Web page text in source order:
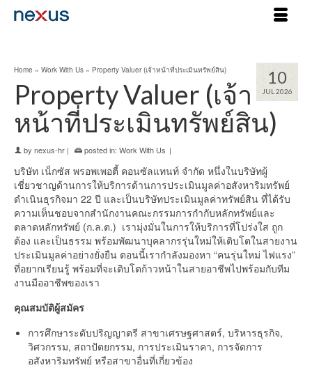
10
JUL 2026
Home » Work With Us » Property Valuer (เจ้าหน้าที่ประเมินทรัพย์สิน)
Property Valuer (เจ้า
หน้าที่ประเมินทรัพย์สิน)
by nexus-hr | posted in: Work With Us |
บริษัท เน็กซัส พรอพเพอตี้ คอนซัลแทนท์ จำกัด หนึ่งในบริษัทผู้
เชี่ยวชาญด้านการให้บริการด้านการประเมินมูลค่าอสังหาริมทรัพย์
ดำเนินธุรกิจมา 22 ปี และเป็นบริษัทประเมินมูลค่าทรัพย์สิน ที่ได้รับ
ความเห็นชอบจากสำนักงานคณะกรรมการกำกับหลักทรัพย์และ
ตลาดหลักทรัพย์ (ก.ล.ต.) เรามุ่งมั่นในการให้บริการที่โปร่งใส ถูก
ต้อง และเป็นธรรม พร้อมพัฒนาบุคลากรรุ่นใหม่ให้เติบโตในสายงาน
ประเมินมูลค่าอย่างยั่งยืน ตอนนี้เรากำลังมองหา “คนรุ่นใหม่ ไฟแรง”
ที่อยากเรียนรู้ พร้อมที่จะเติบโตก้าวหน้าในสายอาชีพไปพร้อมกับทีม
งานมืออาชีพของเรา
คุณสมบัติผู้สมัคร
การศึกษาระดับปริญญาตรี สาขาเศรษฐศาสตร์, บริหารธุรกิจ,
วิศวกรรม, สถาปัตยกรรม, การประเมินราคา, การจัดการ
อสังหาริมทรัพย์ หรือสาขาอื่นที่เกี่ยวข้อง